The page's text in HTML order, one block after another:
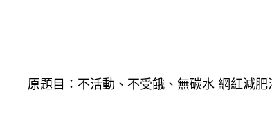
原題目：不活動、不受餓、無碳水 網紅減肥